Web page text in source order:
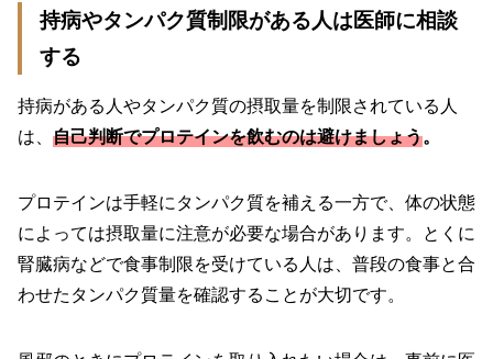
持病やタンパク質制限がある人は医師に相談
する
持病がある人やタンパク質の摂取量を制限されている人
は、 自己判断でプロテインを飲むのは避けましょう。
プロテインは手軽にタンパク質を補える一方で、体の状態
によっては摂取量に注意が必要な場合があります。とくに
腎臓病などで食事制限を受けている人は、普段の食事と合
わせたタンパク質量を確認することが大切です。